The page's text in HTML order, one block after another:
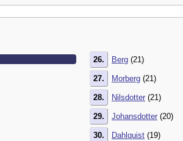
26. Berg (21)
27. Morberg (21)
28. Nilsdotter (21)
29. Johansdotter (20)
30. Dahlquist (19)